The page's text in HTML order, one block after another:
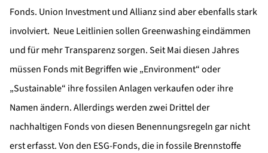
Fonds. Union Investment und Allianz sind aber ebenfalls stark
involviert. Neue Leitlinien sollen Greenwashing eindämmen
und für mehr Transparenz sorgen. Seit Mai diesen Jahres
müssen Fonds mit Begriffen wie „Environment“ oder
„Sustainable“ ihre fossilen Anlagen verkaufen oder ihre
Namen ändern. Allerdings werden zwei Drittel der
nachhaltigen Fonds von diesen Benennungsregeln gar nicht
erst erfasst. Von den ESG-Fonds, die in fossile Brennstoffe